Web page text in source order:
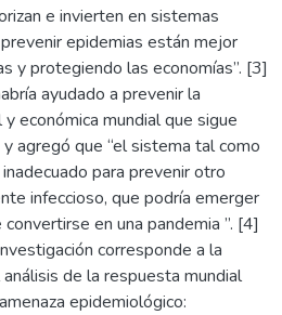
e invierten en sistemas
epidemias están mejor
y protegiendo las economías”. [3]
ayudado a prevenir la
económica mundial que sigue
y agregó que “el sistema tal como
para prevenir otro
infeccioso, que podría emerger
en una pandemia ”. [4]
corresponde a la
de la respuesta mundial
epidemiológico: